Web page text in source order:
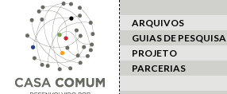
ARQUIVOS
GUIAS DE PESQUISA
PROJETO
PARCERIAS